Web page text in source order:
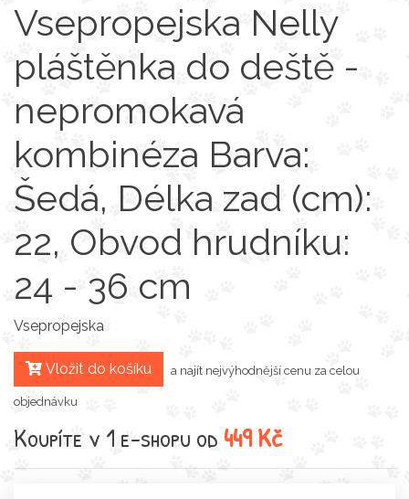
Vsepropejska Nelly
pláštěnka do deště -
nepromokavá
kombinéza Barva:
Šedá, Délka zad (cm):
22, Obvod hrudníku:
24 - 36 cm
Vsepropejska
Vložit do košíku a najít nejvýhodnější cenu za celou
objednávku
Koupíte v 1 e-shopu od 449 Kč